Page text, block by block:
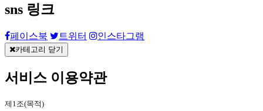
sns 링크
페이스북 트위터 인스타그램
카테고리 닫기
서비스 이용약관
제 1 조(목적)